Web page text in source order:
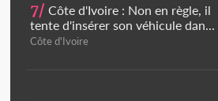
7/ Côte d'Ivoire : Non en règle, il
tente d'insérer son véhicule dan...
Côte d'Ivoire